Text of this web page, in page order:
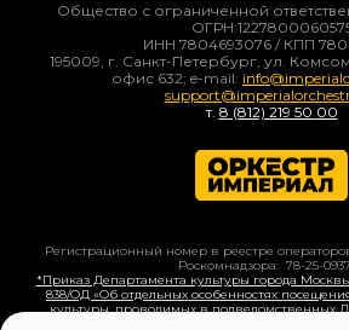
Общество с ограниченной
ИНН 7804693076 / КПП
195009, г. Санкт-Петербург, ул.
офис 632; e-mail:
т. 8 (812) 219 50 00
Регистрационный номер в реестре
Роскомнадзора: 78-25-
*Приказ Департамента культуры города
838/ОД «Об отдельных особенностях
культуры, проводимых в подведомственных